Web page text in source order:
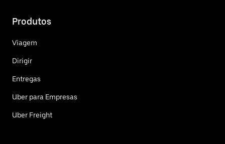
Produtos
Viagem
Dirigir
Entregas
Uber para Empresas
Uber Freight